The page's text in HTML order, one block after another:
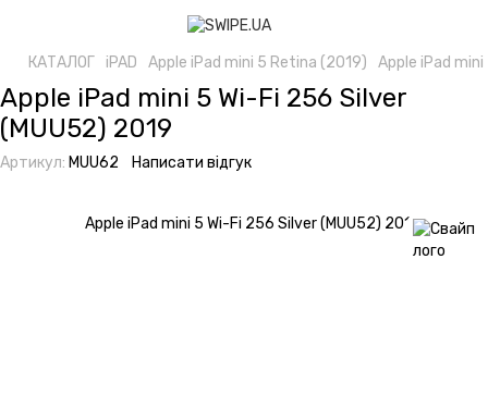
КАТАЛОГ iPAD Apple iPad mini 5 Retina (2019) Apple iPad
Apple iPad mini 5 Wi-Fi 256 Silver
(MUU52) 2019
Артикул: MUU62 Написати відгук